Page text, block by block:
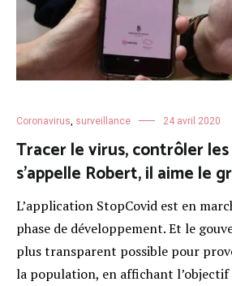
Coronavirus surveillance 24 avril 2020
Tracer le virus, contrôler
s’appelle Robert, il aime le
L’application StopCovid est en
phase de développement. Et le
plus transparent possible pour
la population, en affichant l’objectif